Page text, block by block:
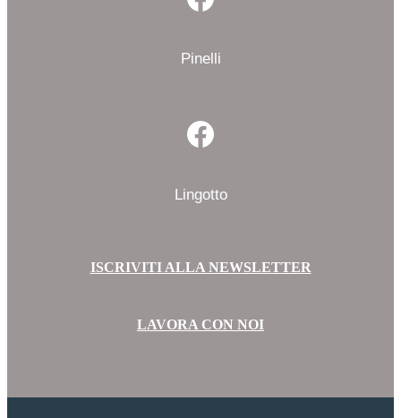
Facebook
Pinelli
Facebook
Lingotto
ISCRIVITI ALLA NEWSLETTER
LAVORA CON NOI